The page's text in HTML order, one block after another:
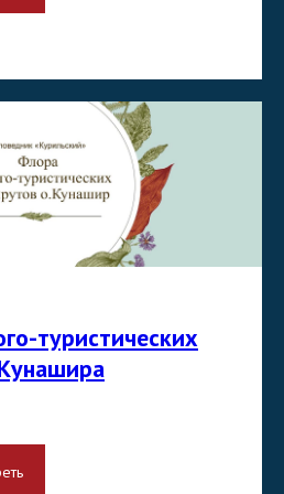
туристических